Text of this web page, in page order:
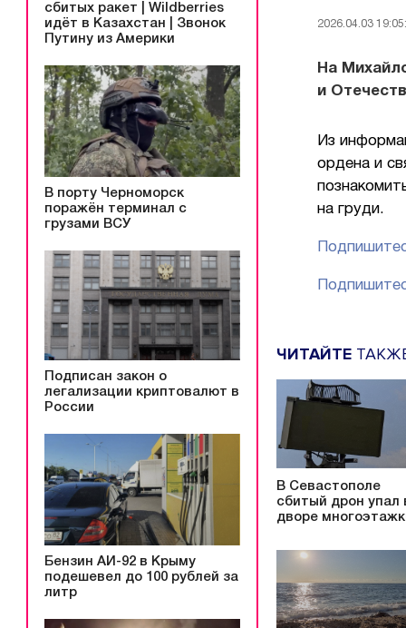
сбитых ракет | Wildberries
идёт в Казахстан | Звонок
Путину из Америки
В порту Черноморск
поражён терминал с
грузами ВСУ
Подписан закон о
легализации криптовалют в
России
Бензин АИ-92 в Крыму
подешевел до 100 рублей за
литр
2026.04.03
На
и
Из
ордена и
на груди.
ЧИТАЙТЕ
В Севастополе
сбитый дрон упал
дворе